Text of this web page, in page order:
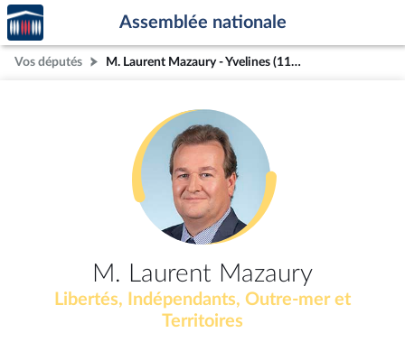
Aller au contenu
Aller en bas de la page
Accèder
à la
page
d'accueil
Assemblée nationale
Vos députés M. Laurent Mazaury - Yvelines (11e circonscription)
M. Laurent Mazaury
Libertés, Indépendants, Outre-mer et
Territoires